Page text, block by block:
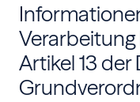
Artikel 13